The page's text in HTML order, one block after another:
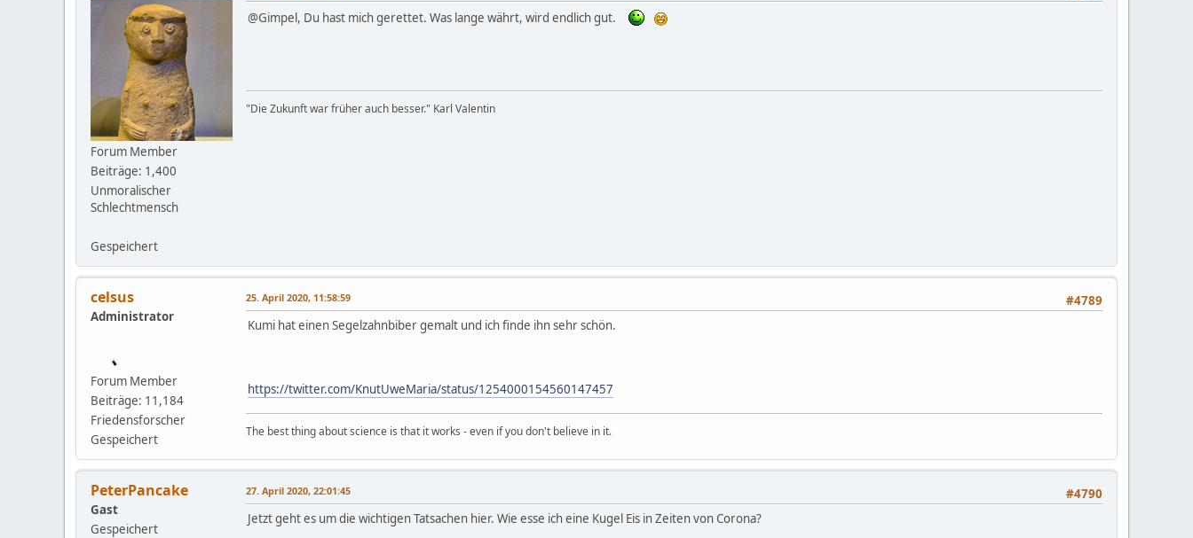
Forum Member
Beiträge: 1,400
Unmoralischer
Schlechtmensch
Gespeichert
@Gimpel, Du hast mich gerettet. Was lange währt, wird endlich gut.
"Die Zukunft war früher auch besser." Karl Valentin
celsus
Administrator
Forum Member
Beiträge: 11,184
Friedensforscher
Gespeichert
#4789
25. April 2020, 11:58:59
Kumi hat einen Segelzahnbiber gemalt und ich finde ihn sehr schön.
https://twitter.com/KnutUweMaria/status/1254000154560147457
The best thing about science is that it works - even if you don't believe in it.
PeterPancake
Gast
Gespeichert
#4790
27. April 2020, 22:01:45
Jetzt geht es um die wichtigen Tatsachen hier. Wie esse ich eine Kugel Eis in Zeiten von Corona?